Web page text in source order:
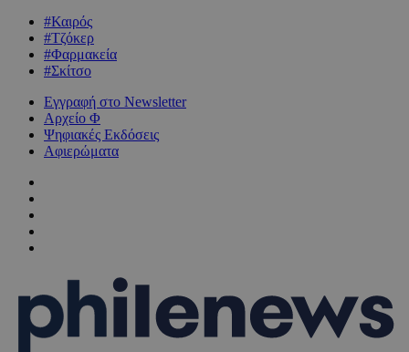
#Καιρός
#Τζόκερ
#Φαρμακεία
#Σκίτσο
Εγγραφή στο Newsletter
Αρχείο Φ
Ψηφιακές Εκδόσεις
Αφιερώματα